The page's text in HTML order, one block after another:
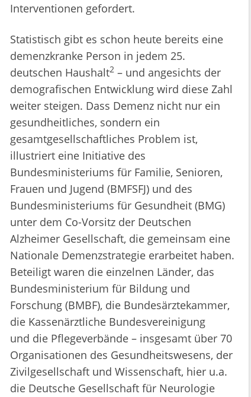
Interventionen gefordert.
Statistisch gibt es schon heute bereits eine
demenzkranke Person in jedem 25.
deutschen Haushalt2 – und angesichts der
demografischen Entwicklung wird diese Zahl
weiter steigen. Dass Demenz nicht nur ein
gesundheitliches, sondern ein
gesamtgesellschaftliches Problem ist,
illustriert eine Initiative des
Bundesministeriums für Familie, Senioren,
Frauen und Jugend (BMFSFJ) und des
Bundesministeriums für Gesundheit (BMG)
unter dem Co-Vorsitz der Deutschen
Alzheimer Gesellschaft, die gemeinsam eine
Nationale Demenzstrategie erarbeitet haben.
Beteiligt waren die einzelnen Länder, das
Bundesministerium für Bildung und
Forschung (BMBF), die Bundesärztekammer,
die Kassenärztliche Bundesvereinigung
und die Pflegeverbände – insgesamt über 70
Organisationen des Gesundheitswesens, der
Zivilgesellschaft und Wissenschaft, hier u.a.
die Deutsche Gesellschaft für Neurologie